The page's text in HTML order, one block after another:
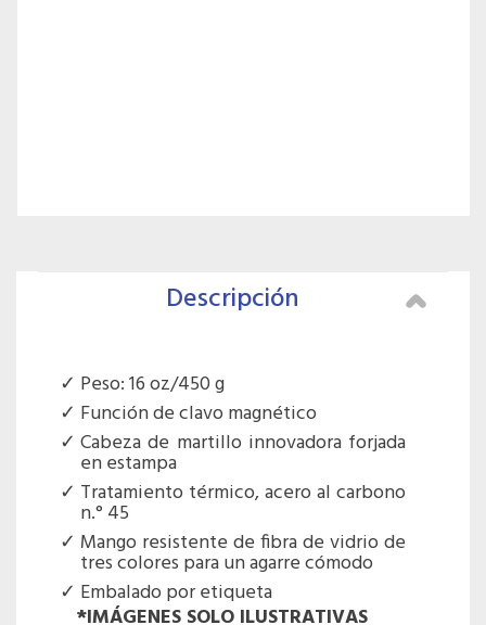
Descripción
Peso: 16 oz/450 g
Función de clavo magnético
Cabeza de martillo innovadora forjada
en estampa
Tratamiento térmico, acero al carbono
n.° 45
Mango resistente de fibra de vidrio de
tres colores para un agarre cómodo
Embalado por etiqueta
*IMÁGENES SOLO ILUSTRATIVAS